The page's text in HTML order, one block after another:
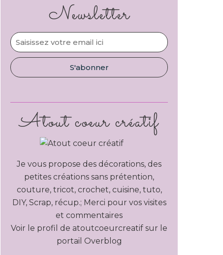
Newsletter
Atout coeur créatif
Je vous propose des décorations, des
petites créations sans prétention,
couture, tricot, crochet, cuisine, tuto,
DIY, Scrap, récup.; Merci pour vos visites
et commentaires
Voir le profil de atoutcoeurcreatif sur le
portail Overblog